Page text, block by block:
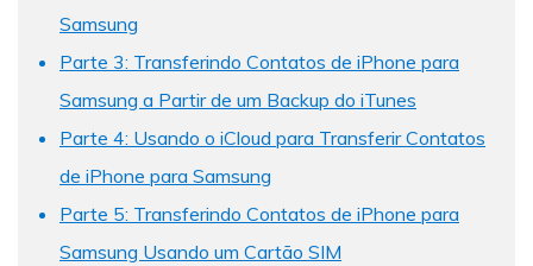
Samsung
Parte 3: Transferindo Contatos de iPhone para
Samsung a Partir de um Backup do iTunes
Parte 4: Usando o iCloud para Transferir Contatos
de iPhone para Samsung
Parte 5: Transferindo Contatos de iPhone para
Samsung Usando um Cartão SIM